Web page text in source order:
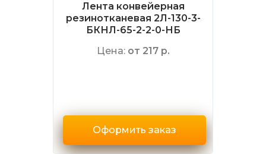
Лента конвейерная
резинотканевая 2Л-130-3-
БКНЛ-65-2-2-0-НБ
Цена: от 217 р.
Оформить заказ